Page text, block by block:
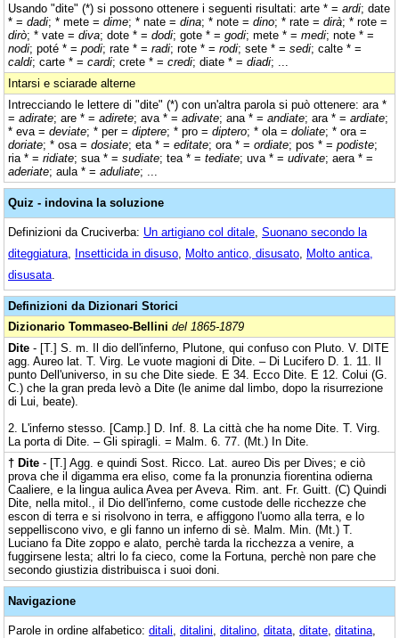
Usando "dite" (*) si possono ottenere i seguenti risultati: arte * = ardi; date
* = dadi; * mete = dime; * nate = dina; * note = dino; * rate = dirà; * rote =
dirò; * vate = diva; dote * = dodi; gote * = godi; mete * = medi; note * =
nodi; poté * = podi; rate * = radi; rote * = rodi; sete * = sedi; calte * =
caldi; carte * = cardi; crete * = credi; diate * = diadi; ...
Intarsi e sciarade alterne
Intrecciando le lettere di "dite" (*) con un'altra parola si può ottenere: ara *
= adirate; are * = adirete; ava * = adivate; ana * = andiate; ara * = ardiate;
* eva = deviate; * per = diptere; * pro = diptero; * ola = doliate; * ora =
doriate; * osa = dosiate; eta * = editate; ora * = ordiate; pos * = podiste;
ria * = ridiate; sua * = sudiate; tea * = tediate; uva * = udivate; aera * =
aderiate; aula * = aduliate; ...
Quiz - indovina la soluzione
Definizioni da Cruciverba: Un artigiano col ditale Suonano secondo la
diteggiatura Insetticida in disuso Molto antico, disusato Molto antica,
disusata
Definizioni da Dizionari Storici
Dizionario Tommaseo-Bellini del 1865-1879
Dite - [T.] S. m. Il dio dell'inferno, Plutone, qui confuso con Pluto. V. DITE
agg. Aureo lat. T. Virg. Le vuote magioni di Dite. – Di Lucifero D. 1. 11. Il
punto Dell'universo, in su che Dite siede. E 34. Ecco Dite. E 12. Colui (G.
C.) che la gran preda levò a Dite (le anime dal limbo, dopo la risurrezione
di Lui, beate).
2. L'inferno stesso. [Camp.] D. Inf. 8. La città che ha nome Dite. T. Virg.
La porta di Dite. – Gli spiragli. = Malm. 6. 77. (Mt.) In Dite.
† Dite - [T.] Agg. e quindi Sost. Ricco. Lat. aureo Dis per Dives; e ciò
prova che il digamma era eliso, come fa la pronunzia fiorentina odierna
Caaliere, e la lingua aulica Avea per Aveva. Rim. ant. Fr. Guitt. (C) Quindi
Dite, nella mitol., il Dio dell'inferno, come custode delle ricchezze che
escon di terra e si risolvono in terra, e affiggono l'uomo alla terra, e lo
seppelliscono vivo, e gli fanno un inferno di sè. Malm. Min. (Mt.) T.
Luciano fa Dite zoppo e alato, perchè tarda la ricchezza a venire, a
fuggirsene lesta; altri lo fa cieco, come la Fortuna, perchè non pare che
secondo giustizia distribuisca i suoi doni.
Navigazione
Parole in ordine alfabetico: ditali ditalini ditalino ditata ditate ditatina